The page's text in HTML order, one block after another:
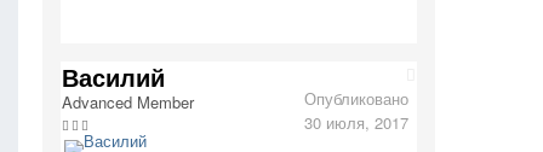
Василий
Advanced Member
Опубликовано
30 июля, 2017